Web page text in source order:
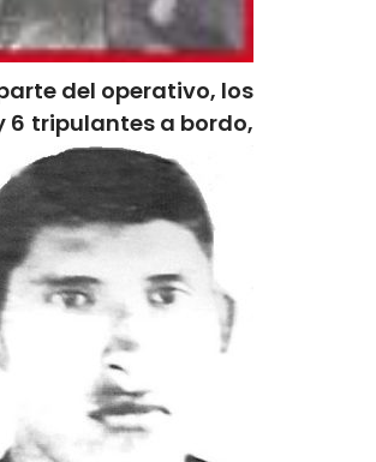
del operativo, los
6 tripulantes a bordo,